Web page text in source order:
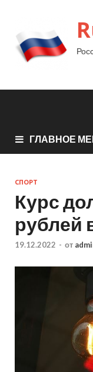
ГЛАВНОЕ
СПОРТ
Курс
рублей
19.12.2022 - от